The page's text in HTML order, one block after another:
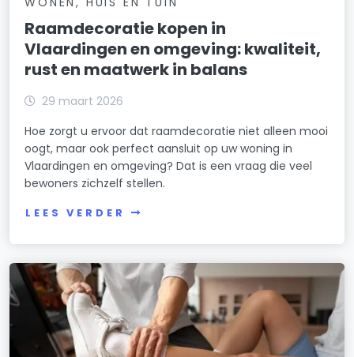
Raamdecoratie kopen in
Vlaardingen en omgeving: kwaliteit,
rust en maatwerk in balans
29 maart 2026
Hoe zorgt u ervoor dat raamdecoratie niet alleen mooi
oogt, maar ook perfect aansluit op uw woning in
Vlaardingen en omgeving? Dat is een vraag die veel
bewoners zichzelf stellen.
LEES VERDER